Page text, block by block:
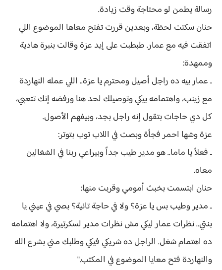
رسالة يطمن لو محتاجة وقت زيادة.
حنان سكتت لحظة، وبعدين قررت تفتح معاها الموضوع اللي
اتفقت فيه مع عمار. طبطبت على إيد عزة وقالت بنبرة هادية
وممهدة:
ـ عمار بيه ده راجل أصيل ومحترم يا عزة.. اللي عمله النهاردة
مع زينب، واهتمامه بيكي وتوصيلك لحد هنا ورفضه إنك تتعبي،
كل دي حاجات بتقول إنه راجل بجد، وبيفهم الأصول.
عزة وشها احمر فجأة وبصت في اللاب توب بتوتر:
ـ فعلاً يا ماما.. هو مدير طيب جداً وبيراعي ربنا في الشغالين
معاه.
حنان ابتسمت بخبث أمومي وقربت منها:
ـ مدير وطيب بس يا عزة؟ ولا في حاجة تانية؟ بصي في عيني يا
بنتي.. نظرات عمار ليكي مش نظرات مدير لسكرتيرة، ولا اهتمامه
ده اهتمام شغل. الراجل ده شريكي فيكي وطلبك مني بشرع الله
والنهاردة فتح معايا الموضوع في المكتب."